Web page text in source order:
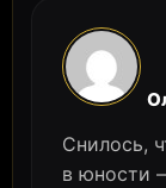
Снилось,
в юности